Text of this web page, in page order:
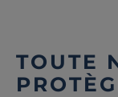
TOUTE